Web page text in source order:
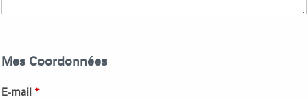
Mes Coordonnées
E-mail *